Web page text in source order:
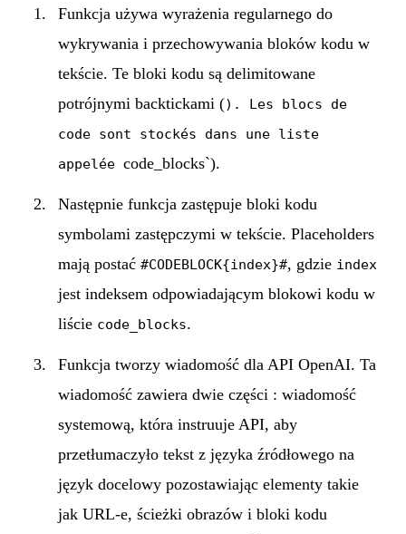
Funkcja używa wyrażenia regularnego do
wykrywania i przechowywania bloków kodu w
tekście. Te bloki kodu są delimitowane
potrójnymi backtickami (). Les blocs de
code sont stockés dans une liste
appelée code_blocks`).
Następnie funkcja zastępuje bloki kodu
symbolami zastępczymi w tekście. Placeholders
mają postać #CODEBLOCK{index}#, gdzie index
jest indeksem odpowiadającym blokowi kodu w
liście code_blocks.
Funkcja tworzy wiadomość dla API OpenAI. Ta
wiadomość zawiera dwie części : wiadomość
systemową, która instruuje API, aby
przetłumaczyło tekst z języka źródłowego na
język docelowy pozostawiając elementy takie
jak URL-e, ścieżki obrazów i bloki kodu